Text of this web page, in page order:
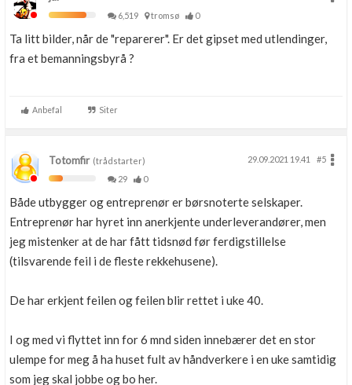
6,519
tromsø 0
Ta litt bilder, når de "reparerer". Er det gipset med utlendinger,
fra et bemanningsbyrå ?
Anbefal Siter
Totomfir(trådstarter) 29.09.2021 19.41
#5
29
0
Både utbygger og entreprenør er børsnoterte selskaper.
Entreprenør har hyret inn anerkjente underleverandører, men
jeg mistenker at de har fått tidsnød før ferdigstillelse
(tilsvarende feil i de fleste rekkehusene).
De har erkjent feilen og feilen blir rettet i uke 40.
I og med vi flyttet inn for 6 mnd siden innebærer det en stor
ulempe for meg å ha huset fult av håndverkere i en uke samtidig
som jeg skal jobbe og bo her.